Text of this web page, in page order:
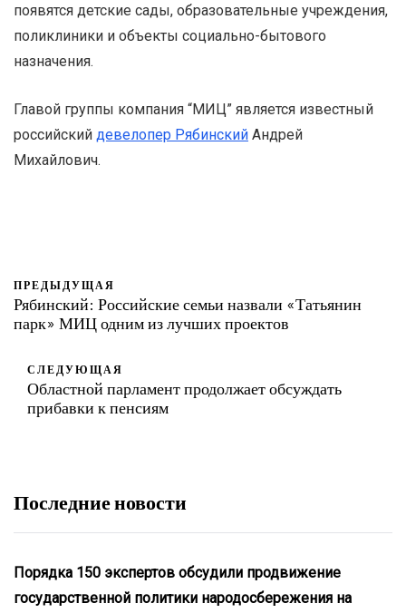
появятся детские сады, образовательные учреждения,
поликлиники и объекты социально-бытового
назначения.
Главой группы компания “МИЦ” является известный
российский девелопер Рябинский Андрей
Михайлович.
ПРЕДЫДУЩАЯ
Рябинский: Российские семьи назвали «Татьянин
парк» МИЦ одним из лучших проектов
СЛЕДУЮЩАЯ
Областной парламент продолжает обсуждать
прибавки к пенсиям
Последние новости
Порядка 150 экспертов обсудили продвижение
государственной политики народосбережения на